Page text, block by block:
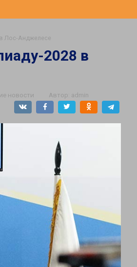
Лос-Анджелесе
2028 в
новости Автор: admin